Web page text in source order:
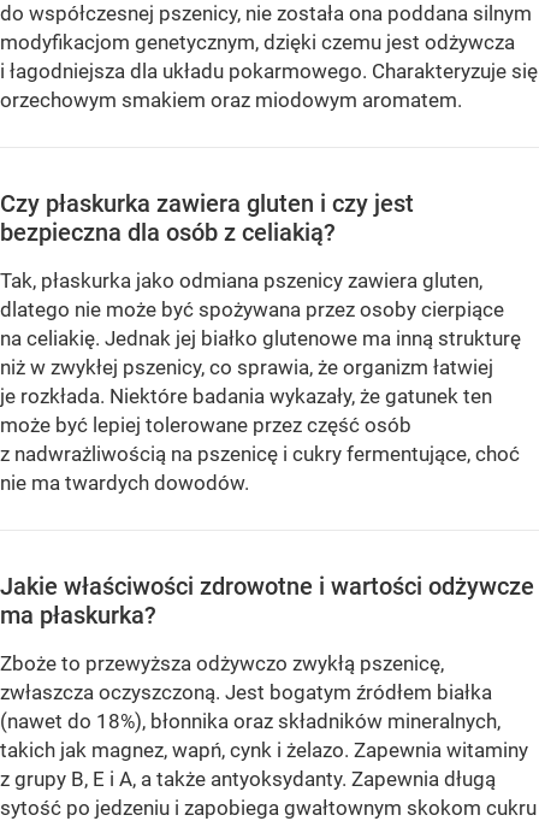
do współczesnej pszenicy, nie została ona poddana silnym
modyfikacjom genetycznym, dzięki czemu jest odżywcza
i łagodniejsza dla układu pokarmowego. Charakteryzuje się
orzechowym smakiem oraz miodowym aromatem.
Czy płaskurka zawiera gluten i czy jest
bezpieczna dla osób z celiakią?
Tak, płaskurka jako odmiana pszenicy zawiera gluten,
dlatego nie może być spożywana przez osoby cierpiące
na celiakię. Jednak jej białko glutenowe ma inną strukturę
niż w zwykłej pszenicy, co sprawia, że organizm łatwiej
je rozkłada. Niektóre badania wykazały, że gatunek ten
może być lepiej tolerowane przez część osób
z nadwrażliwością na pszenicę i cukry fermentujące, choć
nie ma twardych dowodów.
Jakie właściwości zdrowotne i wartości odżywcze
ma płaskurka?
Zboże to przewyższa odżywczo zwykłą pszenicę,
zwłaszcza oczyszczoną. Jest bogatym źródłem białka
(nawet do 18%), błonnika oraz składników mineralnych,
takich jak magnez, wapń, cynk i żelazo. Zapewnia witaminy
z grupy B, E i A, a także antyoksydanty. Zapewnia długą
sytość po jedzeniu i zapobiega gwałtownym skokom cukru